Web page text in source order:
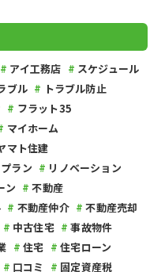
アイ工務店
スケジュール
ブル
トラブル防止
フラット35
マイホーム
マト住建
ラン
リノベーション
ン
不動産
不動産仲介
不動産売却
中古住宅
事故物件
住宅
住宅ローン
口コミ
固定資産税